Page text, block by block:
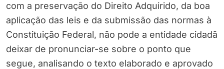
com a preservação do Direito Adquirido, da boa
aplicação das leis e da submissão das normas à
Constituição Federal, não pode a entidade cidadã
deixar de pronunciar-se sobre o ponto que
segue, analisando o texto elaborado e aprovado